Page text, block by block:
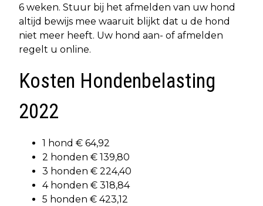
6 weken. Stuur bij het afmelden van uw hond
altijd bewijs mee waaruit blijkt dat u de hond
niet meer heeft. Uw hond aan- of afmelden
regelt u online.
Kosten Hondenbelasting
2022
1 hond € 64,92
2 honden € 139,80
3 honden € 224,40
4 honden € 318,84
5 honden € 423,12